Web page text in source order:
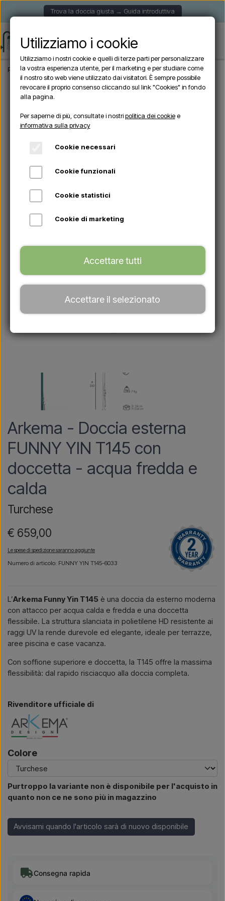
Trova la doccia giusta → Guida introduttiva
Pagina iniziale Doccia da giardino Docce autoportanti Arkema - Doccia
Arkema - Doccia esterna
FUNNY YIN T145 con
doccetta - acqua fredda e
calda
Turchese
€ 659,00
Le spese di spedizione saranno aggiunte
Numero di articolo: FUNNY YIN T145-6033
L’Arkema Funny Yin T145 è una doccia da esterno moderna
con attacco per acqua calda e fredda e una doccetta
flessibile. La struttura slanciata in polietilene HD resistente ai
raggi UV la rende durevole ed elegante, ideale per terrazze,
aree piscina e case vacanza.
Con soffione superiore e doccetta, la T145 offre la massima
flessibilità: dal rapido risciacquo alla doccia completa.
Rivenditore ufficiale di
Colore
Purtroppo la variante non è disponibile per l'acquisto in
quanto non ce ne sono più in magazzino
Avvisami quando l'articolo sarà di nuovo disponibile
Consegna rapida
Utilizziamo i cookie
Utilizziamo i nostri cookie e quelli di terze parti per personalizzare
la vostra esperienza utente, per il marketing e per studiare come
il nostro sito web viene utilizzato dai visitatori. È sempre possibile
revocare il proprio consenso cliccando sul link "Cookies" in fondo
alla pagina.
Per saperne di più, consultate i nostripolitica dei cookiee
informativa sulla privacy
Cookie necessari
Cookie funzionali
Cookie statistici
Cookie di marketing
Accettare tutti
Accettare il selezionato